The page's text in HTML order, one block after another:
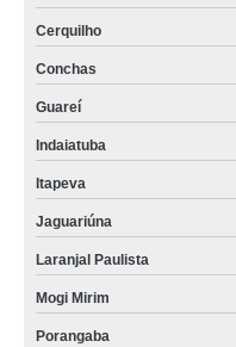
Cerquilho
Conchas
Guareí
Indaiatuba
Itapeva
Jaguariúna
Laranjal Paulista
Mogi Mirim
Porangaba